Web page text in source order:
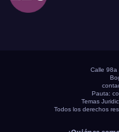
Calle 98a
Pauta:
Temas
Todos los derechos